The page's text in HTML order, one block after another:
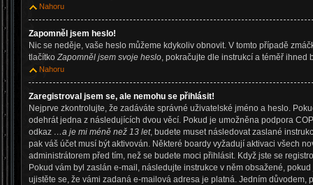
Nahoru
Zapomněl jsem heslo!
Nic se neděje, vaše heslo můžeme kdykoliv obnovit. V tomto případě
tlačítkoZapomněl jsem svoje heslo, pokračujte dle instrukcí a téměř ihned
Nahoru
Zaregistroval jsem se, ale nemohu se přihlásit!
Nejprve zkontrolujte, že zadáváte správné uživatelské jméno a heslo.
odehrát jedna z následujících dvou věcí. Pokud je umožněna podpora
odkaz …a je mi méně než 13 let, budete muset následovat zaslané
pak váš účet musí být aktivován. Některé boardy vyžadují aktivaci všech
administrátorem před tím, než se budete moci přihlásit. Když jste se
Pokud vám byl zaslán e-mail, následujte instrukce v něm obsažené,
ujistěte se, že vámi zadaná e-mailová adresa je platná. Jedním důvodem,